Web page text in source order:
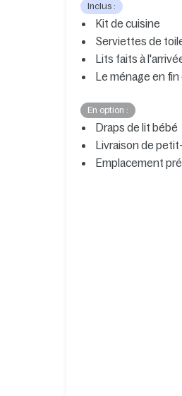
Inclus :
Kit de cuisine
Serviettes de
Lits faits à
Le ménage en
En option :
Draps de lit bébé
Livraison de
Emplacement